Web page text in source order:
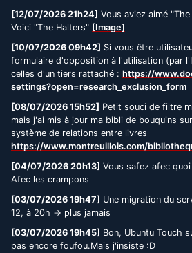
[12/07/2026 21h24] Vous aviez aimé
Voici "The Halters" [Image]
[10/07/2026 09h42] Si vous être
formulaire d'opposition à l'utilisation (par
celles d'un tiers rattaché : https://
settings?open=research_exclusion_form
[08/07/2026 15h52] Petit souci de filtre
mais j'ai mis à jour ma bibli de bouquins
système de relations entre livres
https://www.montreuillois.com/
[04/07/2026 20h13] Vous safez afec
Afec les crampons
[03/07/2026 19h47] Une migration du
12, à 20h => plus jamais
[03/07/2026 19h45] Bon, Ubuntu Touch
pas encore foufou.Mais j'insiste :D